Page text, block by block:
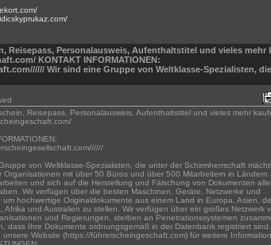
Reisepass, Personalausweis, Aufenthaltstitel und vieles mehr
KONTAKT INFORMATIONEN:
Wir sind eine Gruppe von Weltklasse-Spezialisten,
Reisepass, Personalausweis, Aufenthaltstitel und vieles mehr
von Weltklasse-Spezialisten, die unter der Schirmherrschaft
Organisationen mit über 50 Büros und über 500 Mitarbeitern in Ländern
und sich auf die Herstellung und Fälschung von Dokumenten
Wir verfügen über die besten Maschinen, Geräte, Netzwerke und
um hochwertige Originaldokumente aus einem Land in Europa, Asien,
Afrika und Australien zu stellen. Wir verfügen über ein großes Netzwerk
und Regierungen, sterben an Penetrationssystemen
dass Ihre Dokumente ordnungsgemäß in der Datenbank registriert sind.
unsere Website (https://führerscheingeschaft.com) für weitere